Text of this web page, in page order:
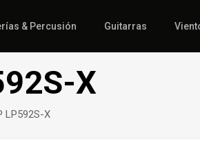
& Percusión Guitarras
X
LP592S-X